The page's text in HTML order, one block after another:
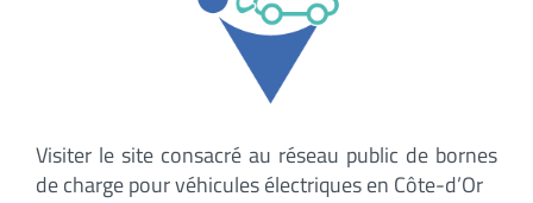
Visiter le site consacré au réseau public de bornes
de charge pour véhicules électriques en Côte-d’Or